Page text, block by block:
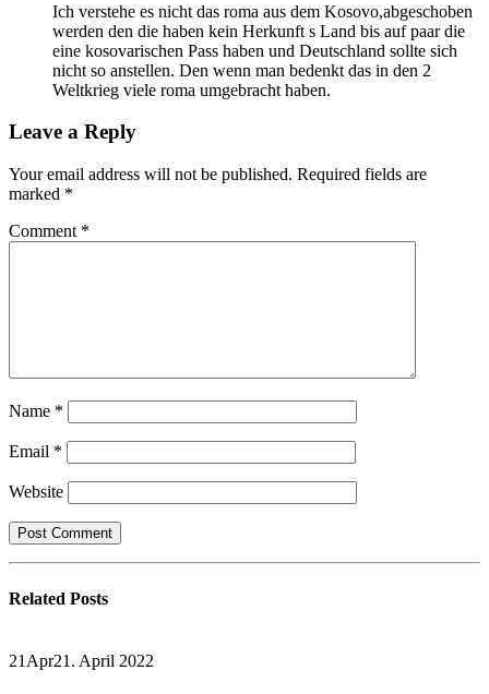
Ich verstehe es nicht das roma aus dem Kosovo,abgeschoben
werden den die haben kein Herkunft s Land bis auf paar die
eine kosovarischen Pass haben und Deutschland sollte sich
nicht so anstellen. Den wenn man bedenkt das in den 2
Weltkrieg viele roma umgebracht haben.
Leave a Reply
Your email address will not be published. Required fields are
marked *
Comment *
Name *
Email *
Website
Related Posts
21Apr21. April 2022